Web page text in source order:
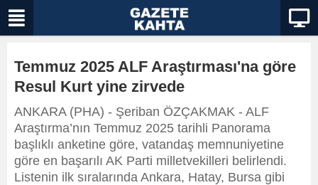
Temmuz 2025 ALF Araştırması'na göre
Resul Kurt yine zirvede
ANKARA (PHA) - Şeriban ÖZÇAKMAK - ALF
Araştırma’nın Temmuz 2025 tarihli Panorama
başlıklı anketine göre, vatandaş memnuniyetine
göre en başarılı AK Parti milletvekilleri belirlendi.
Listenin ilk sıralarında Ankara, Hatay, Bursa gibi